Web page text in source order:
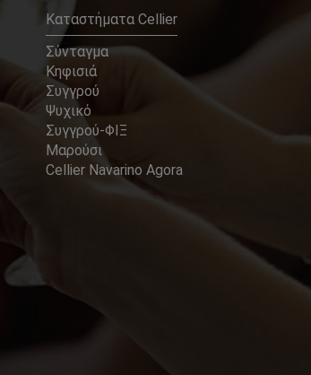
Καταστήματα Cellier
Σύνταγμα
Κηφισιά
Συγγρού
Ψυχικό
Συγγρού-ΦΙΞ
Μαρούσι
Cellier Navarino Agora